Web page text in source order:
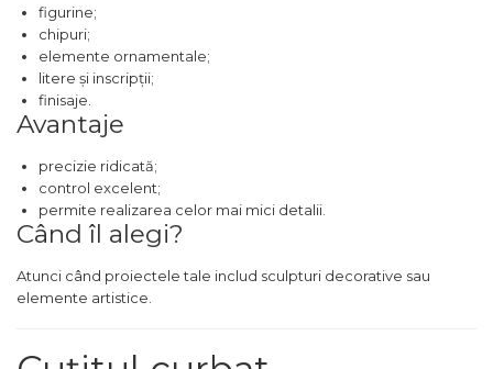
Palan
Cheie & Adaptor
Dinamometric
Carucior Scule
Echipamente de Siguranta
Stetoscop Auto
Tester Compresie Auto
Dispozitiv Aerisire &
figurine;
chipuri;
elemente ornamentale;
litere și inscripții;
finisaje.
Avantaje
precizie ridicată;
control excelent;
permite realizarea celor mai mici detalii.
Când îl alegi?
Atunci când proiectele tale includ sculpturi decorative sau
elemente artistice.